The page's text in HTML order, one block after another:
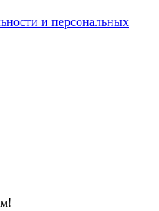
и персональных